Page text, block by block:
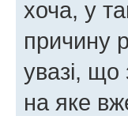
хоча, у
причину
увазі, що
на яке